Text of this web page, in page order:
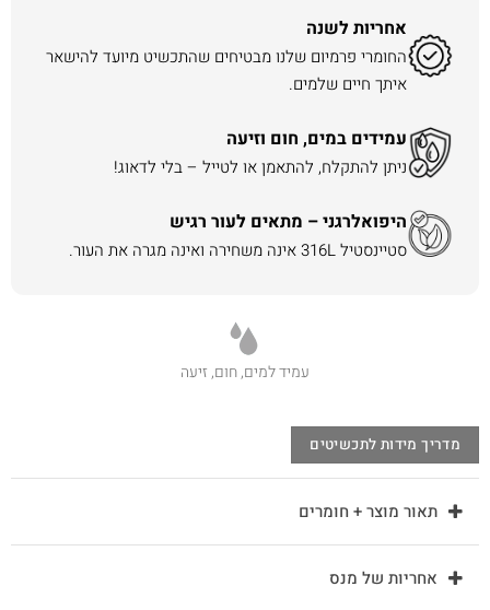
אחריות לשנה
החומרי פרמיום שלנו מבטיחים שהתכשיט מיועד להישאר
איתך חיים שלמים.
עמידים במים, חום וזיעה
ניתן להתקלח, להתאמן או לטייל – בלי לדאוג!
היפואלרגני – מתאים לעור רגיש
סטיינסטיל 316L אינה משחירה ואינה מגרה את העור.
עמיד למים, חום, זיעה
מדריך מידות לתכשיטים
תאור מוצר + חומרים
אחריות של מנס